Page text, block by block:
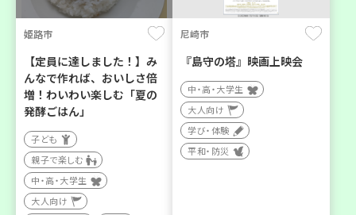
姫路市
【定員に達しました！】み
んなで作れば、おいしさ倍
増！わいわい楽しむ「夏の
発酵ごはん」
子ども
親子で楽しむ
中・高・大学生
大人向け
尼崎市
『島守の塔』映画上映会
中・高・大学生
大人向け
学び・体験
平和・防災